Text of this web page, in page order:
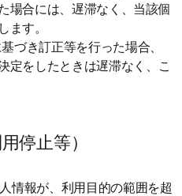
場合には、遅滞なく、当該個
ます。
づき訂正等を行った場合、
定をしたときは遅滞なく、こ
停止等）
情報が、利用目的の範囲を超